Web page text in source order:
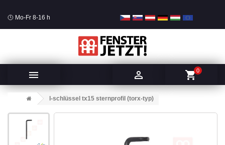
Mo-Fr 8-16 h
  shopping_cart0
l-schlüssel tx15 sternprofil (torx-typ)